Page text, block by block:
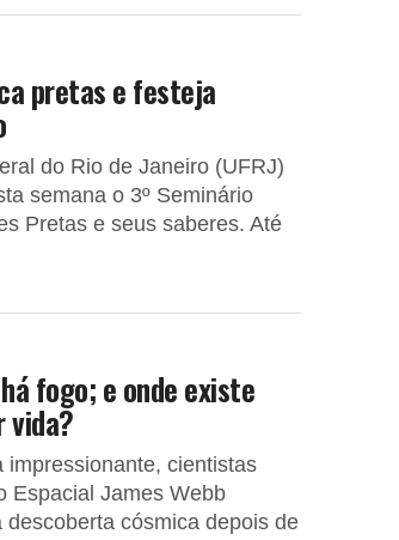
pretas e festeja
do Rio de Janeiro (UFRJ)
semana o 3º Seminário
Pretas e seus saberes. Até
fogo; e onde existe
vida?
impressionante, cientistas
Espacial James Webb
cósmica depois de